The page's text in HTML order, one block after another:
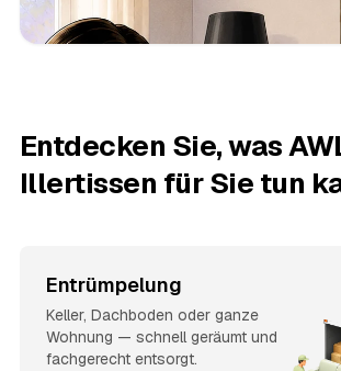
Entdecken Sie, was
Illertissen für Sie tun
Entrümpelung
Keller, Dachboden oder ganze
Wohnung — schnell geräumt und
fachgerecht entsorgt.